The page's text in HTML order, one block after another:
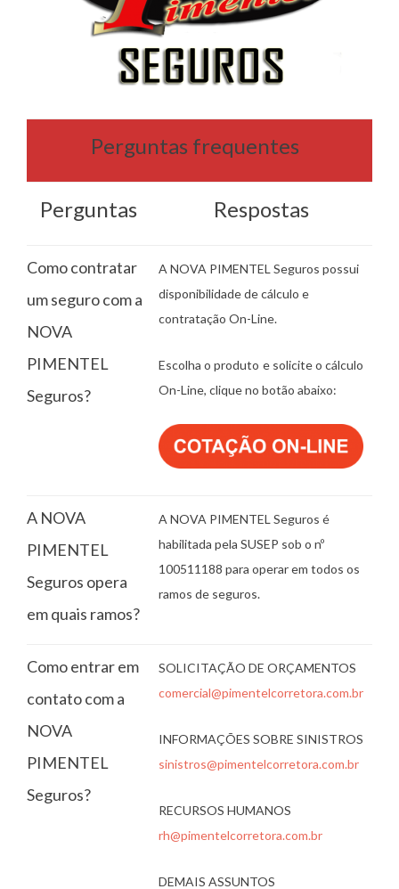
Perguntas frequentes
Perguntas Respostas
Como contratar
um seguro com a
NOVA
PIMENTEL
Seguros?
A NOVA PIMENTEL Seguros possui
disponibilidade de cálculo e
contratação On-Line.
Escolha o produto e solicite o cálculo
On-Line, clique no botão abaixo:
A NOVA
PIMENTEL
Seguros opera
em quais ramos?
A NOVA PIMENTEL Seguros é
habilitada pela SUSEP sob o nº
100511188 para operar em todos os
ramos de seguros.
Como entrar em
contato com a
NOVA
PIMENTEL
Seguros?
SOLICITAÇÃO DE ORÇAMENTOS
comercial@pimentelcorretora.com.br
INFORMAÇÕES SOBRE SINISTROS
sinistros@pimentelcorretora.com.br
RECURSOS HUMANOS
rh@pimentelcorretora.com.br
DEMAIS ASSUNTOS